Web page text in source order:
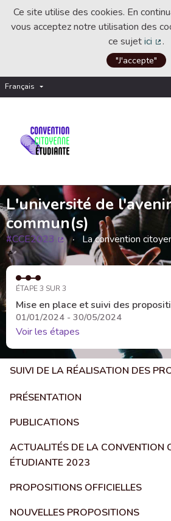
Ce site utilise des cookies. En
vous acceptez notre utilisation des
ce sujetici .
"J'accepte"
Français Choisir la langue
L'université de
commun(s)
#CCE2023
(Lien externe)
La convention
ÉTAPE 3 SUR 3
Mise en place et suivi des
01/01/2024 - 30/05/2024
Voir les étapes
SUIVI DE LA RÉALISATION DES
PRÉSENTATION
PUBLICATIONS
ACTUALITÉS DE LA CONVENTION
ÉTUDIANTE 2023
PROPOSITIONS OFFICIELLES
NOUVELLES PROPOSITIONS